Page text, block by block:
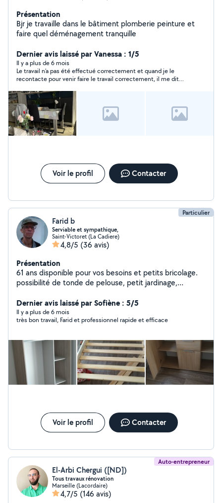
Présentation
Bjr je travaille dans le bâtiment plomberie peinture et
faire quel déménagement tranquille
Dernier avis laissé par Vanessa : 1/5
Il y a plus de 6 mois
Le travail n’a pas été effectué correctement et quand je le
recontacte pour venir faire le travail correctement, il me dit
messages sur l’application, ni aux sms ni aux appels. Je ne
recommande surtout pas.
Voir le profil Contacter
Particulier
Farid b
Serviable et sympathique,
Saint-Victoret (La Cadiere)
4,8/5 (36 avis)
Présentation
61 ans disponible pour vos besoins et petits bricolage.
possibilité de tonde de pelouse, petit jardinage,
accompagnement en véhicule,n hésiter pas à me
contacter Merci
Dernier avis laissé par Sofiène : 5/5
Il y a plus de 6 mois
très bon travail, Farid et professionnel rapide et efficace
Voir le profil Contacter
Auto-entrepreneur
El-Arbi Chergui ([ND])
Tous travaux rénovation
Marseille (Lacordaire)
4,7/5 (146 avis)